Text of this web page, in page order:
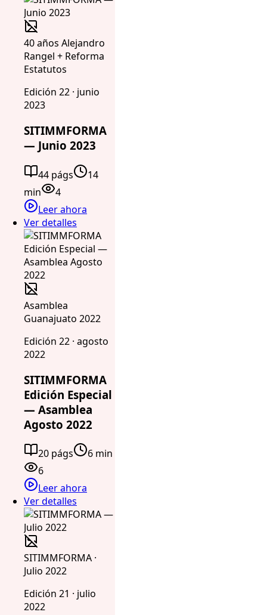
40 años Alejandro
Rangel + Reforma
Estatutos
Edición 22 · junio
2023
SITIMMFORMA
— Junio 2023
44 págs
14
min
4
Leer ahora
Ver detalles
Asamblea
Guanajuato 2022
Edición 22 · agosto
2022
SITIMMFORMA
Edición Especial
— Asamblea
Agosto 2022
20 págs
6 min
6
Leer ahora
Ver detalles
SITIMMFORMA ·
Julio 2022
Edición 21 · julio
2022